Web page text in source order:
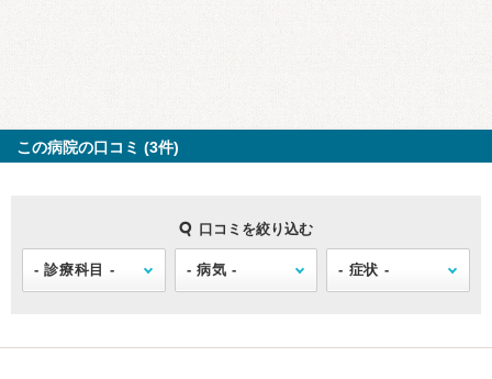
この病院の口コミ (3件)
口コミを絞り込む